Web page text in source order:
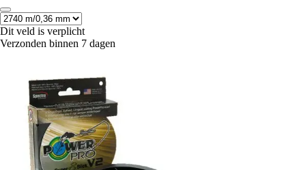
Dit veld is verplicht
Verzonden binnen 7 dagen